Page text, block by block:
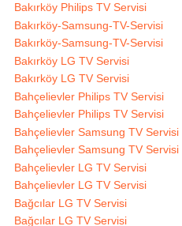
Bakırköy Philips TV Servisi
Bakırköy-Samsung-TV-Servisi
Bakırköy-Samsung-TV-Servisi
Bakırköy LG TV Servisi
Bakırköy LG TV Servisi
Bahçelievler Philips TV Servisi
Bahçelievler Philips TV Servisi
Bahçelievler Samsung TV Servisi
Bahçelievler Samsung TV Servisi
Bahçelievler LG TV Servisi
Bahçelievler LG TV Servisi
Bağcılar LG TV Servisi
Bağcılar LG TV Servisi